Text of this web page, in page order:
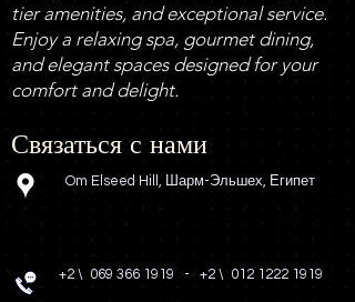
tier amenities, and exceptional service.
Enjoy a relaxing spa, gourmet dining,
and elegant spaces designed for your
comfort and delight.
Связаться с нами
Om Elseed Hill, Шарм-Эльшех, Египет
+2 \ 069 366 1919 - +2 \ 012 1222 1919